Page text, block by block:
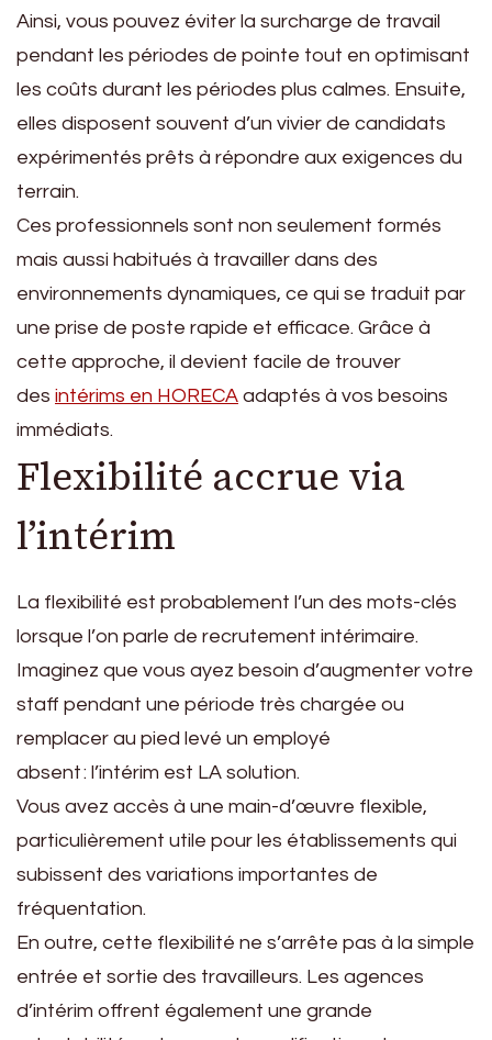
Ainsi, vous pouvez éviter la surcharge de travail
pendant les périodes de pointe tout en optimisant
les coûts durant les périodes plus calmes. Ensuite,
elles disposent souvent d’un vivier de candidats
expérimentés prêts à répondre aux exigences du
terrain.
Ces professionnels sont non seulement formés
mais aussi habitués à travailler dans des
environnements dynamiques, ce qui se traduit par
une prise de poste rapide et efficace. Grâce à
cette approche, il devient facile de trouver
des intérims en HORECA adaptés à vos besoins
immédiats.
Flexibilité accrue via
l’intérim
La flexibilité est probablement l’un des mots-clés
lorsque l’on parle de recrutement intérimaire.
Imaginez que vous ayez besoin d’augmenter votre
staff pendant une période très chargée ou
remplacer au pied levé un employé
absent : l’intérim est LA solution.
Vous avez accès à une main-d’œuvre flexible,
particulièrement utile pour les établissements qui
subissent des variations importantes de
fréquentation.
En outre, cette flexibilité ne s’arrête pas à la simple
entrée et sortie des travailleurs. Les agences
d’intérim offrent également une grande